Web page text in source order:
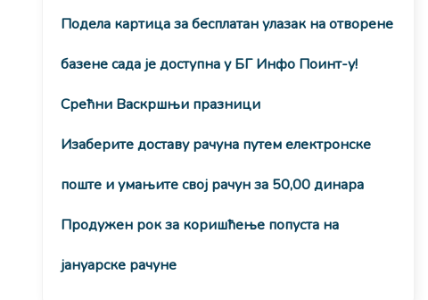
Подела картица за бесплатан улазак на отворене
базене сада је доступна у БГ Инфо Поинт-у!
Срећни Васкршњи празници
Изаберите доставу рачуна путем електронске
поште и умањите свој рачун за 50,00 динара
Продужен рок за коришћење попуста на
јануарске рачуне